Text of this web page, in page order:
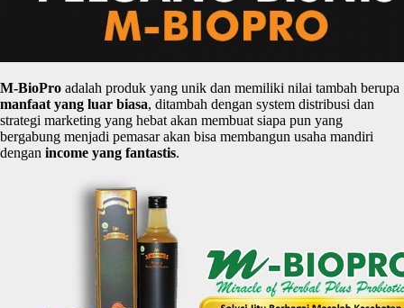
M-BioPro adalah produk yang unik dan memiliki nilai tambah berupa
manfaat yang luar biasa, ditambah dengan system distribusi dan
strategi marketing yang hebat akan membuat siapa pun yang
bergabung menjadi pemasar akan bisa membangun usaha mandiri
dengan income yang fantastis.